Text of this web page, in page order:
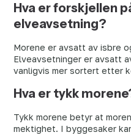
Hva er forskjellen
elveavsetning?
Morene er avsatt av isbre
Elveavsetninger er avsatt
vanligvis mer sortert etter
Hva er tykk
Tykk morene betyr at
mektighet. I byggesaker